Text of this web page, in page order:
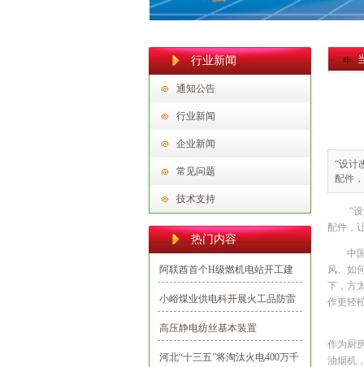
行业新闻
通知公告
行业新闻
企业新闻
常见问题
技术支持
热门内容
阿联酋首个H级燃机电站开工建
设 中国电建承建
小峪煤业供电科开展火工品防雷
防静电专项整治行动
高压静电纺丝基本装置
河北“十三五”将淘汰火电400万千
“设计
配件
“
配件，
中
风。如
下，方
作更轻
作为厨
油烟机